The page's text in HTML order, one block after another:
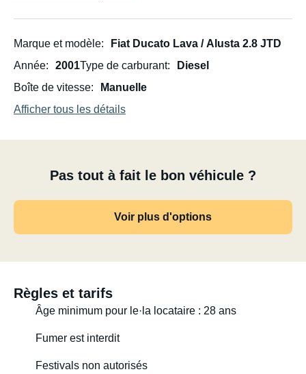
Marque et modèle
Fiat Ducato Lava / Alusta 2.8 JTD
Année
2001Type de carburant
Diesel
Boîte de vitesse
Manuelle
Afficher tous les détails
Pas tout à fait le bon véhicule ?
Voir plus d'options
Règles et tarifs
Âge minimum pour le·la locataire : 28 ans
Fumer est interdit
Festivals non autorisés